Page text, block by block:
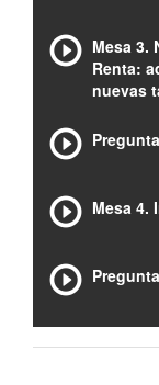
Mesa 3.
Renta:
nuevas
Mesa 4.